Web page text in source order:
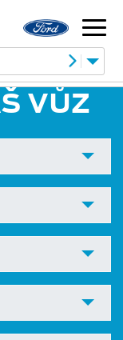
VŮZ